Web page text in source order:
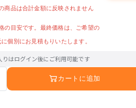
商品は合計金額に反映されません
の目安です。最終価格は、ご希望の
個別にお見積もりいたします。
りはログイン後にご利用可能です
カートに追加